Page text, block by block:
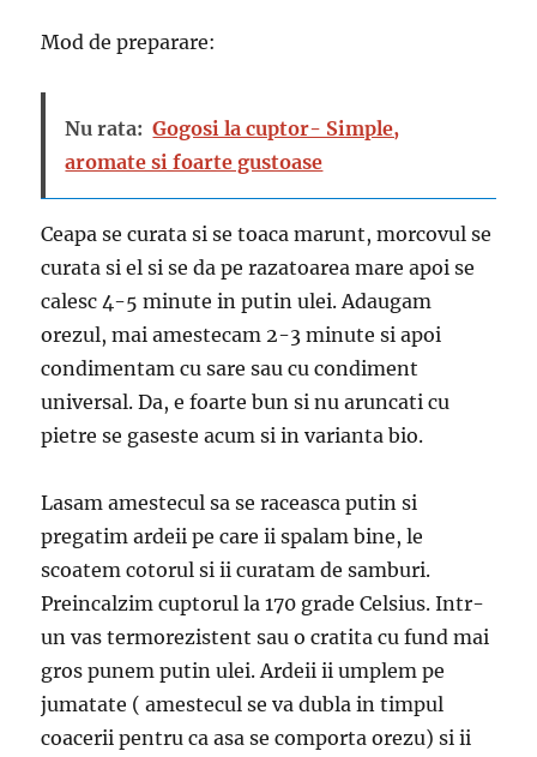
Mod de preparare:
Nu rata: Gogosi la cuptor- Simple,
aromate si foarte gustoase
Ceapa se curata si se toaca marunt, morcovul se
curata si el si se da pe razatoarea mare apoi se
calesc 4-5 minute in putin ulei. Adaugam
orezul, mai amestecam 2-3 minute si apoi
condimentam cu sare sau cu condiment
universal. Da, e foarte bun si nu aruncati cu
pietre se gaseste acum si in varianta bio.
Lasam amestecul sa se raceasca putin si
pregatim ardeii pe care ii spalam bine, le
scoatem cotorul si ii curatam de samburi.
Preincalzim cuptorul la 170 grade Celsius. Intr-
un vas termorezistent sau o cratita cu fund mai
gros punem putin ulei. Ardeii ii umplem pe
jumatate ( amestecul se va dubla in timpul
coacerii pentru ca asa se comporta orezu) si ii